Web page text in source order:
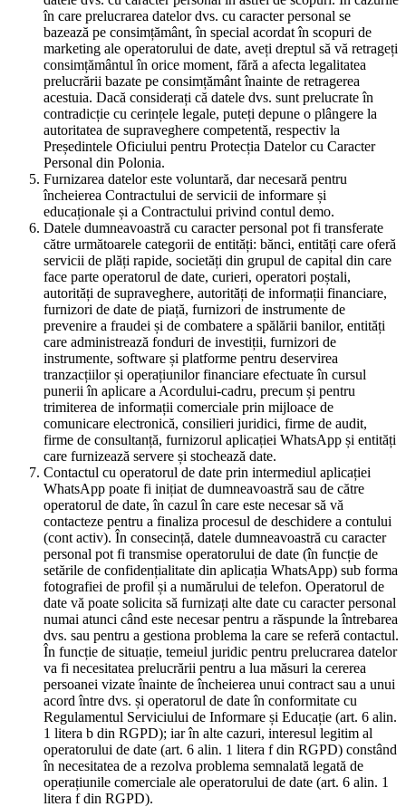
în care prelucrarea datelor dvs. cu caracter personal se
bazează pe consimțământ, în special acordat în scopuri de
marketing ale operatorului de date, aveți dreptul să vă retrageți
consimțământul în orice moment, fără a afecta legalitatea
prelucrării bazate pe consimțământ înainte de retragerea
acestuia. Dacă considerați că datele dvs. sunt prelucrate în
contradicție cu cerințele legale, puteți depune o plângere la
autoritatea de supraveghere competentă, respectiv la
Președintele Oficiului pentru Protecția Datelor cu Caracter
Personal din Polonia.
Furnizarea datelor este voluntară, dar necesară pentru
încheierea Contractului de servicii de informare și
educaționale și a Contractului privind contul demo.
Datele dumneavoastră cu caracter personal pot fi transferate
către următoarele categorii de entități: bănci, entități care oferă
servicii de plăți rapide, societăți din grupul de capital din care
face parte operatorul de date, curieri, operatori poștali,
autorități de supraveghere, autorități de informații financiare,
furnizori de date de piață, furnizori de instrumente de
prevenire a fraudei și de combatere a spălării banilor, entități
care administrează fonduri de investiții, furnizori de
instrumente, software și platforme pentru deservirea
tranzacțiilor și operațiunilor financiare efectuate în cursul
punerii în aplicare a Acordului-cadru, precum și pentru
trimiterea de informații comerciale prin mijloace de
comunicare electronică, consilieri juridici, firme de audit,
firme de consultanță, furnizorul aplicației WhatsApp și entități
care furnizează servere și stochează date.
Contactul cu operatorul de date prin intermediul aplicației
WhatsApp poate fi inițiat de dumneavoastră sau de către
operatorul de date, în cazul în care este necesar să vă
contacteze pentru a finaliza procesul de deschidere a contului
(cont activ). În consecință, datele dumneavoastră cu caracter
personal pot fi transmise operatorului de date (în funcție de
setările de confidențialitate din aplicația WhatsApp) sub forma
fotografiei de profil și a numărului de telefon. Operatorul de
date vă poate solicita să furnizați alte date cu caracter personal
numai atunci când este necesar pentru a răspunde la întrebarea
dvs. sau pentru a gestiona problema la care se referă contactul.
În funcție de situație, temeiul juridic pentru prelucrarea datelor
va fi necesitatea prelucrării pentru a lua măsuri la cererea
persoanei vizate înainte de încheierea unui contract sau a unui
acord între dvs. și operatorul de date în conformitate cu
Regulamentul Serviciului de Informare și Educație (art. 6 alin.
1 litera b din RGPD); iar în alte cazuri, interesul legitim al
operatorului de date (art. 6 alin. 1 litera f din RGPD) constând
în necesitatea de a rezolva problema semnalată legată de
operațiunile comerciale ale operatorului de date (art. 6 alin. 1
litera f din RGPD).